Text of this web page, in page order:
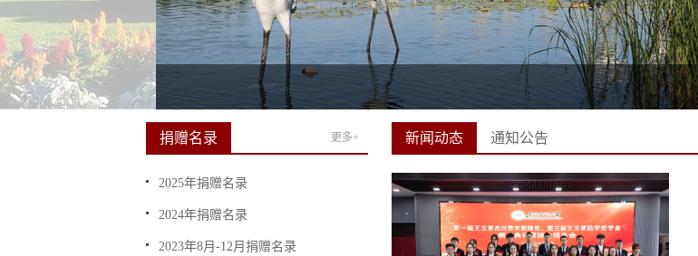
新闻动态 通知公告
更多+
捐赠名录
2025年捐赠名录
2024年捐赠名录
2023年8月-12月捐赠名录